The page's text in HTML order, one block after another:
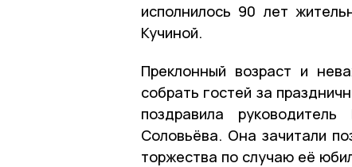
исполнилось 90 лет
Кучиной.
Преклонный возраст и
собрать гостей за
поздравила
Соловьёва. Она зачитали
торжества по случаю её